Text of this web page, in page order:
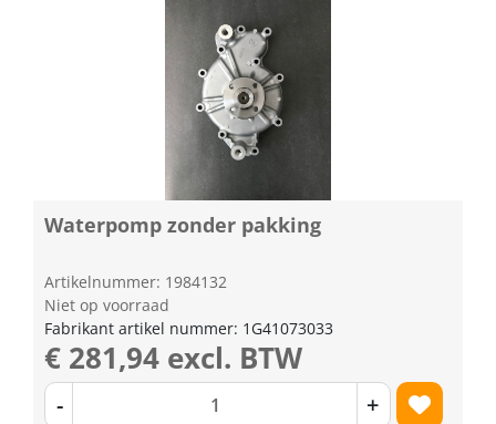
Waterpomp zonder pakking
Artikelnummer: 1984132
Niet op voorraad
Fabrikant artikel nummer: 1G41073033
€ 281,94 excl. BTW
- +